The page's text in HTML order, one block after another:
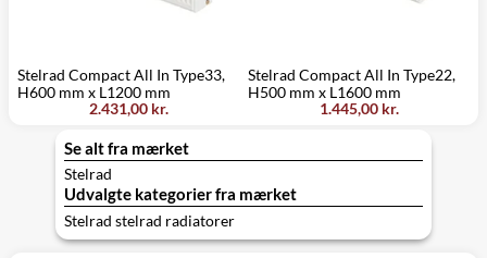
Stelrad Compact All In Type33,
H600 mm x L1200 mm
2.431,00 kr.
Stelrad Compact All In Type22,
H500 mm x L1600 mm
1.445,00 kr.
Se alt fra mærket
Stelrad
Udvalgte kategorier fra mærket
Stelrad stelrad radiatorer